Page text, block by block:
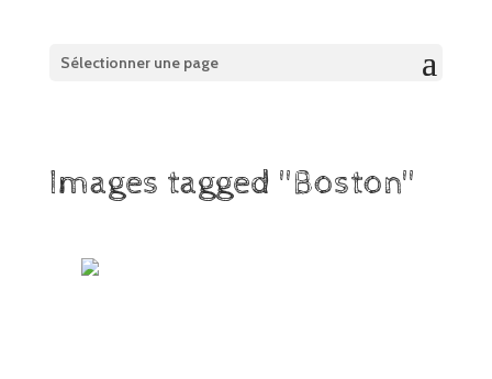
Sélectionner une page
Images tagged "Boston"